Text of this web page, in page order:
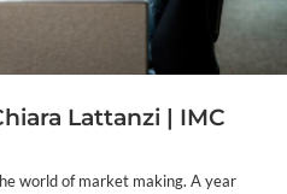
Lattanzi | IMC
world of market making. A year